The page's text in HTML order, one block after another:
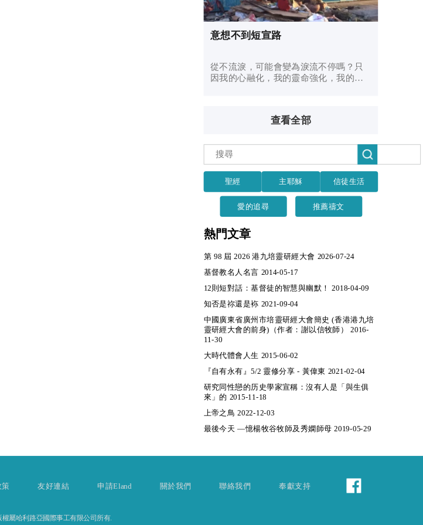
意想不到短宣路
從不流淚，可能會變為淚流不停嗎？只
因我的心融化，我的靈命強化，我的價
查看全部
聖經 主耶穌 信徒生活
愛的追尋 推薦禱文
熱門文章
第 98 屆 2026 港九培靈研經大會 2026-07-24
基督教名人名言 2014-05-17
12則短對話：基督徒的智慧與幽默！ 2018-04-09
知否是祢還是袮 2021-09-04
中國廣東省廣州市培靈研經大會簡史 (香港港九培
靈研經大會的前身)（作者：謝以信牧師） 2016-
11-30
大時代體會人生 2015-06-02
『自有永有』5/2 靈修分享 - 黃偉東 2021-02-04
研究同性戀的历史學家宣稱：沒有人是「與生俱
來」的 2015-11-18
上帝之鳥 2022-12-03
最後今天 —憶楊牧谷牧師及秀嫻師母 2019-05-29
策 友好連結 申請Eland 關於我們 聯絡我們 奉獻支持
權屬哈利路亞國際事工有限公司所有.